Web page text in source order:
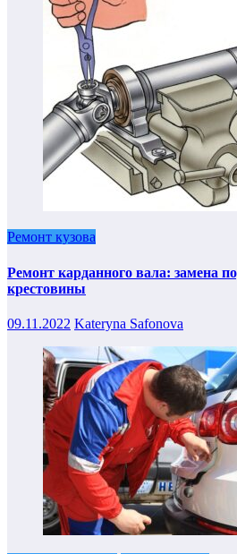
Ремонт кузова
Ремонт карданного вала: замена
крестовины
09.11.2022 Kateryna Safonova